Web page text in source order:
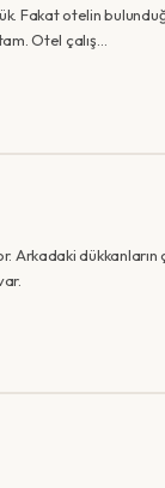
Fakat otelin
Otel çalış…
dükkanların